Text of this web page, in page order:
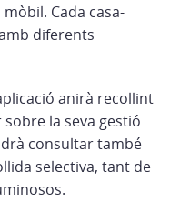
Cada casa-
diferents
anirà recollint
la seva gestió
consultar també
selectiva, tant de